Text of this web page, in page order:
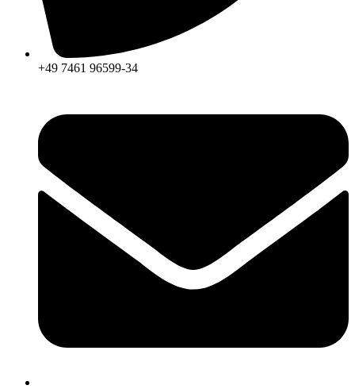
+49 7461 96599-34